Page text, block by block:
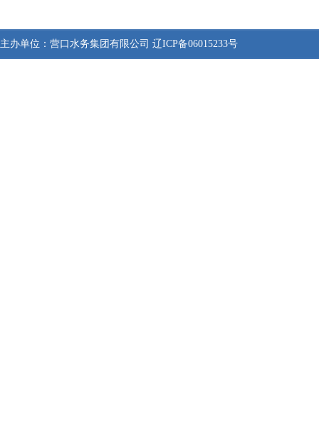
主办单位： 营口水务集团有限公司 辽ICP备06015233号